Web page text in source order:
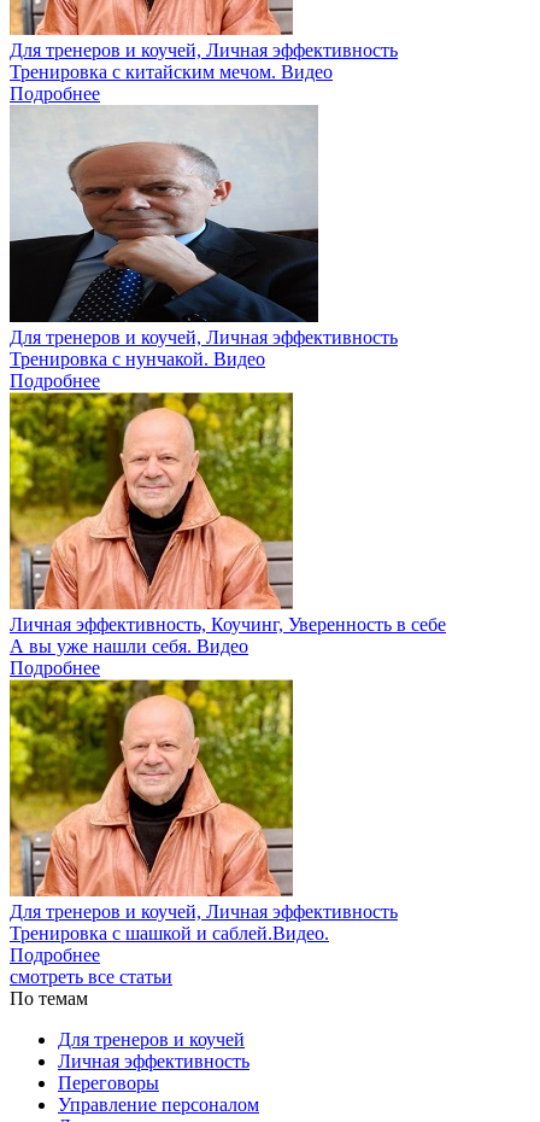
Для тренеров и коучей, Личная эффективность
Тренировка с китайским мечом. Видео
Подробнее
Для тренеров и коучей, Личная эффективность
Тренировка с нунчакой. Видео
Подробнее
Личная эффективность, Коучинг, Уверенность в себе
А вы уже нашли себя. Видео
Подробнее
Для тренеров и коучей, Личная эффективность
Тренировка с шашкой и саблей.Видео.
Подробнее
смотреть все статьи
По темам
Для тренеров и коучей
Личная эффективность
Переговоры
Управление персоналом